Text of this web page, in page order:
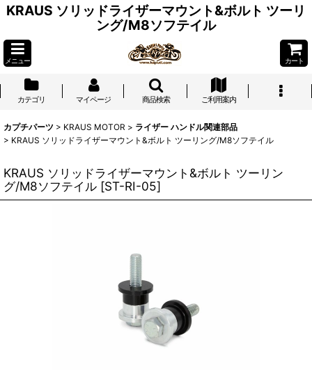
KRAUS ソリッドライザーマウント&ボルト ツーリ
ング/M8ソフテイル
メニュー カート
カテゴリ マイページ 商品検索 ご利用案内
カプチパーツ > KRAUS MOTOR > ライザー ハンドル関連部品
> KRAUS ソリッドライザーマウント&ボルト ツーリング/M8ソフテイル
KRAUS ソリッドライザーマウント&ボルト ツーリン
グ/M8ソフテイル [ST-RI-05]